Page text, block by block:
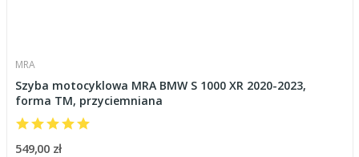
MRA
Szyba motocyklowa MRA BMW S 1000 XR 2020-2023,
forma TM, przyciemniana
549,00 zł